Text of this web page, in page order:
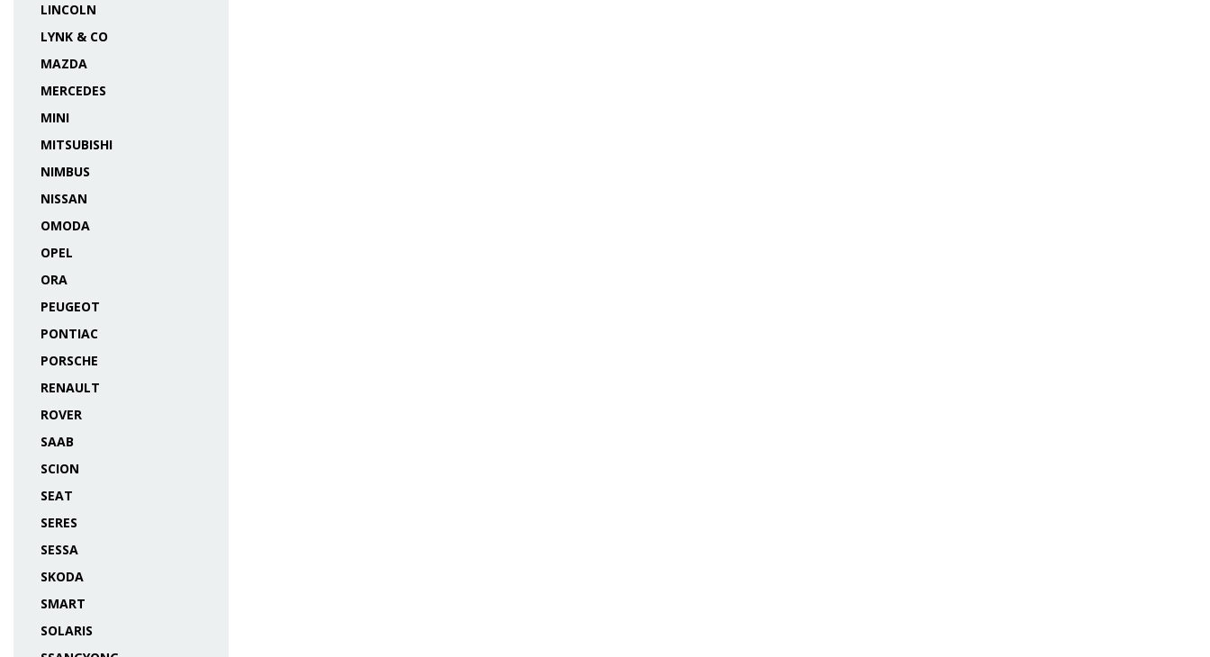
LINCOLN
LYNK & CO
MAZDA
MERCEDES
MINI
MITSUBISHI
NIMBUS
NISSAN
OMODA
OPEL
ORA
PEUGEOT
PONTIAC
PORSCHE
RENAULT
ROVER
SAAB
SCION
SEAT
SERES
SESSA
SKODA
SMART
SOLARIS